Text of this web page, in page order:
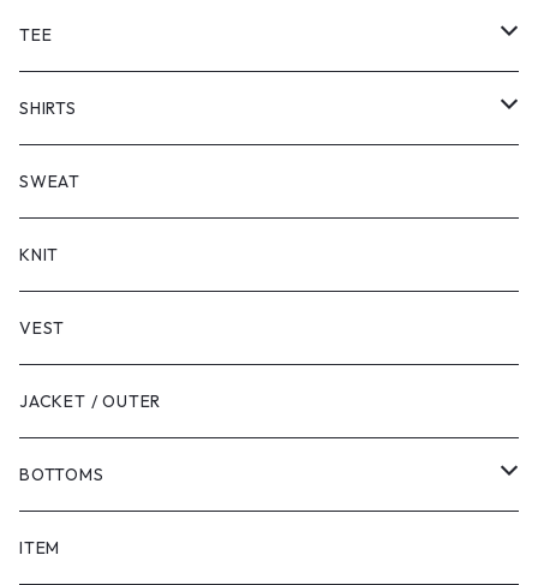
TEE
SHORT SLEEVE
LONG SLEEVE
SHIRTS
SHORT SLEEVE
LONG SLEEVE
SWEAT
KNIT
VEST
JACKET / OUTER
BOTTOMS
SHORTS
ITEM